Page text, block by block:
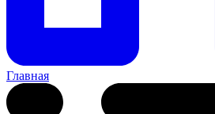
Главная